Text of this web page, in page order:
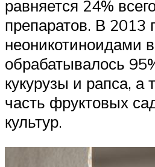
равняется 24%
препаратов. В 2013
неоникотиноидами
обрабатывалось
кукурузы и рапса, а
часть фруктовых
культур.